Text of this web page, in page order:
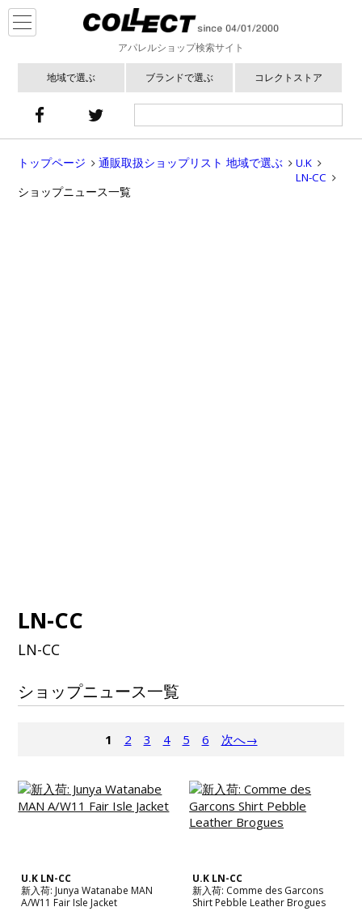
アパレルショップ検索サイト
地域で選ぶ ブランドで選ぶ コレクトストア
トップページ 通販取扱ショップリスト 地域で選ぶ
U.K
LN-CC
ショップニュース一覧
LN-CC
LN-CC
ショップニュース一覧
1 2 3 4 5 6 次へ→
U.K LN-CC
新入荷: Junya Watanabe MAN
A/W11 Fair Isle Jacket
U.K LN-CC
新入荷: Comme des Garcons
Shirt Pebble Leather Brogues